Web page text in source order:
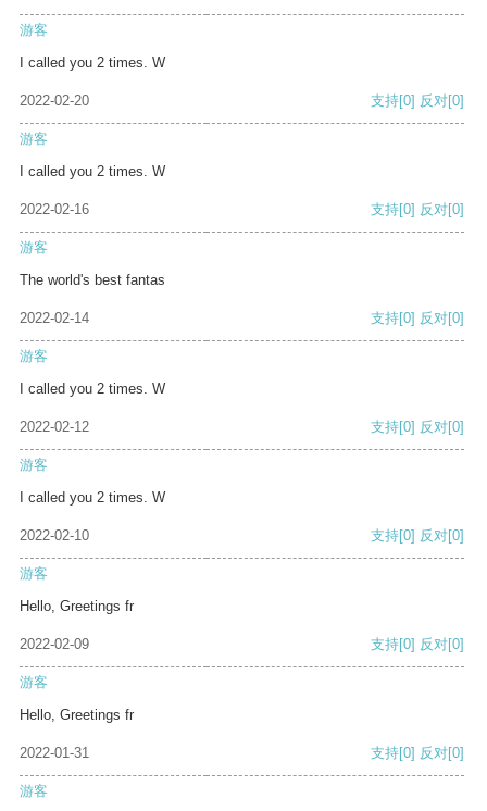
游客
I called you 2 times. W
2022-02-20 支持[0] 反对[0]
游客
I called you 2 times. W
2022-02-16 支持[0] 反对[0]
游客
The world's best fantas
2022-02-14 支持[0] 反对[0]
游客
I called you 2 times. W
2022-02-12 支持[0] 反对[0]
游客
I called you 2 times. W
2022-02-10 支持[0] 反对[0]
游客
Hello, Greetings fr
2022-02-09 支持[0] 反对[0]
游客
Hello, Greetings fr
2022-01-31 支持[0] 反对[0]
游客